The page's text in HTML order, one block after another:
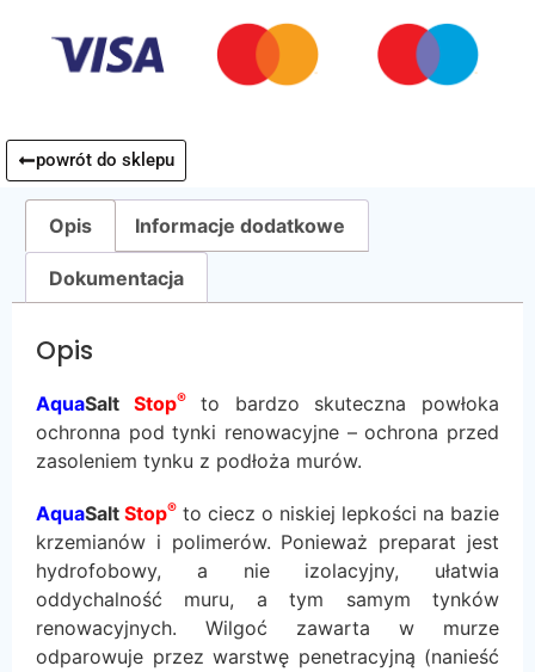
powrót do sklepu
Opis Informacje dodatkowe
Dokumentacja
Opis
AquaSalt Stop®to bardzo skuteczna powłoka
ochronna pod tynki renowacyjne – ochrona przed
zasoleniem tynku z podłoża murów.
AquaSalt Stop® to ciecz o niskiej lepkości na bazie
krzemianów i polimerów. Ponieważ preparat jest
hydrofobowy, a nie izolacyjny, ułatwia
oddychalność muru, a tym samym tynków
renowacyjnych. Wilgoć zawarta w murze
odparowuje przez warstwę penetracyjną (nanieść